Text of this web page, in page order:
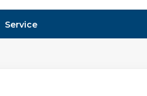
Service